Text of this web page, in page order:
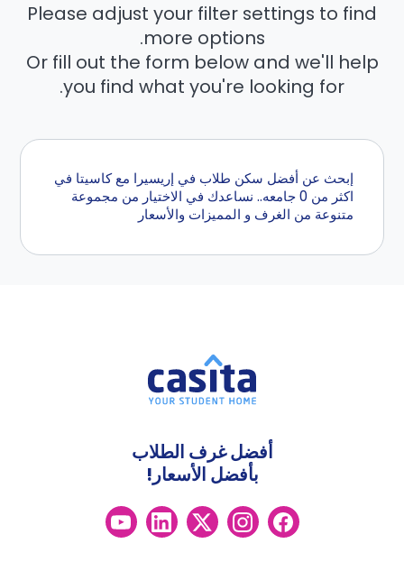
Please adjust your filter settings to find
more options.
Or fill out the form below and we'll help
you find what you're looking for.
إبحث عن أفضل سكن طلاب في إريسيرا مع كاسيتا في
اكثر من 0 جامعه.. نساعدك في الاختيار من مجموعة
متنوعة من الغرف و المميزات والأسعار
أفضل غرف الطلاب
بأفضل الأسعار!